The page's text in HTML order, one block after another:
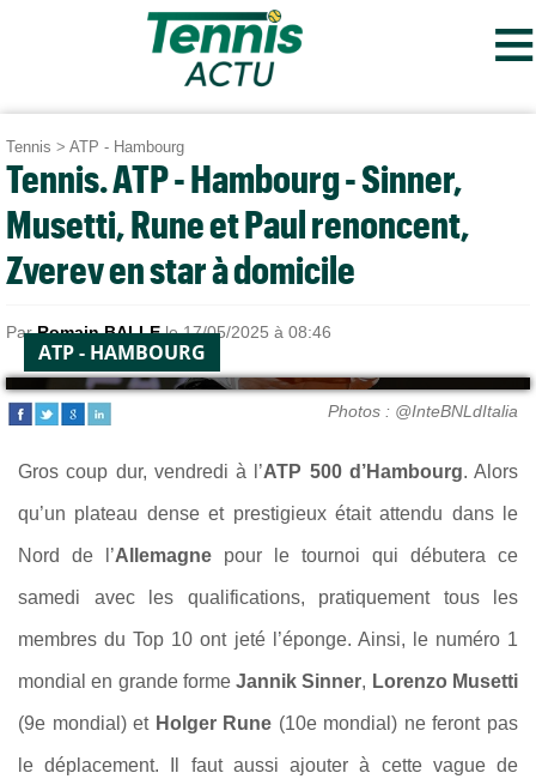
≡
Tennis > ATP - Hambourg
Tennis. ATP - Hambourg - Sinner,
Musetti, Rune et Paul renoncent,
Zverev en star à domicile
ParRomain BALLEle 17/05/2025 à 08:46
ATP - HAMBOURG
Photos : @InteBNLdItalia
Gros coup dur, vendredi à l’ATP 500 d’Hambourg. Alors
qu’un plateau dense et prestigieux était attendu dans le
Nord de l’Allemagne pour le tournoi qui débutera ce
samedi avec les qualifications, pratiquement tous les
membres du Top 10 ont jeté l’éponge. Ainsi, le numéro 1
mondial en grande formeJannik Sinner, Lorenzo Musetti
(9e mondial) et Holger Rune (10e mondial) ne feront pas
le déplacement. Il faut aussi ajouter à cette vague de